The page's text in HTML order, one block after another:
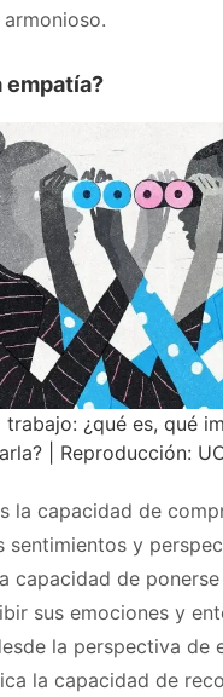
empatía?
trabajo: ¿qué es, qué
| Reproducción:
la capacidad de
sentimientos y
capacidad de
sus emociones y
la perspectiva de
la capacidad de